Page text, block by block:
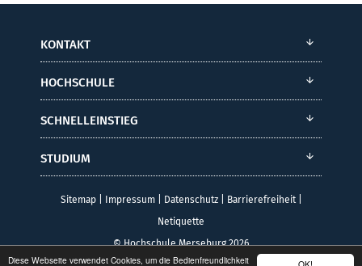
Diese Webseite verwendet Cookies, um die Bedienfreundlichkeit
KONTAKT
HOCHSCHULE
SCHNELLEINSTIEG
STUDIUM
Sitemap| Impressum| Datenschutz| Barrierefreiheit|
Netiquette
© Hochschule Merseburg 2026